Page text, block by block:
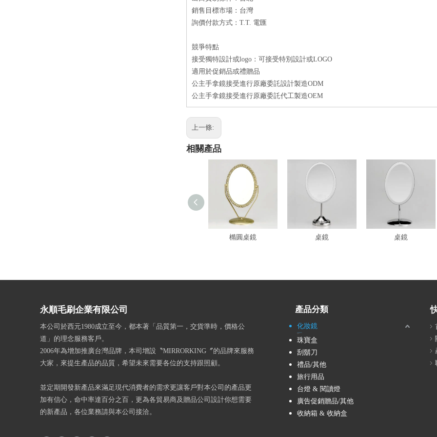
銷售目標市場：台灣
詢價付款方式：T.T. 電匯
競爭特點
接受獨特設計或logo：可接受特別設計或LOGO
適用於促銷品或禮贈品
公主手拿鏡接受進行原廠委託設計製造ODM
公主手拿鏡接受進行原廠委託代工製造OEM
上一條:
相關產品
橢圓桌鏡 桌鏡 桌鏡
永順毛刷企業有限公司
本公司於西元1980成立至今，都本著「品質第一，交貨準時，價格公
道」的理念服務客戶。
2006年為增加推廣台灣品牌，本司增設〝MIRRORKING〞的品牌來服務
大家，來提生產品的品質，希望未來需要各位的支持跟照顧。
並定期開發新產品來滿足現代消費者的需求更讓客戶對本公司的產品更
加有信心，命中率達百分之百，更為各貿易商及贈品公司設計你想需要
的新產品，各位業務請與本公司接洽。
產品分類
化妝鏡
珠寶盒
刮鬍刀
禮品/其他
旅行用品
台燈 & 閱讀燈
廣告促銷贈品/其他
收納箱 & 收納盒